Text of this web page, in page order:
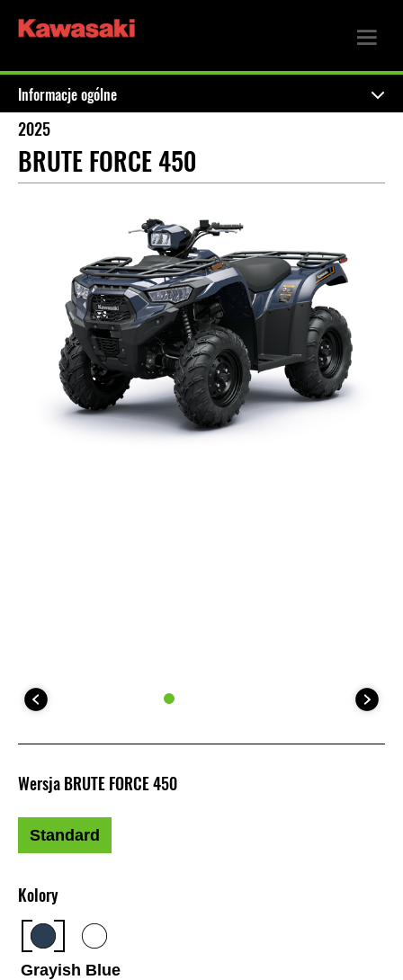
Informacje ogólne
2025
BRUTE FORCE 450
Kolory
Grayish Blue
Wersja BRUTE FORCE 450
Standard